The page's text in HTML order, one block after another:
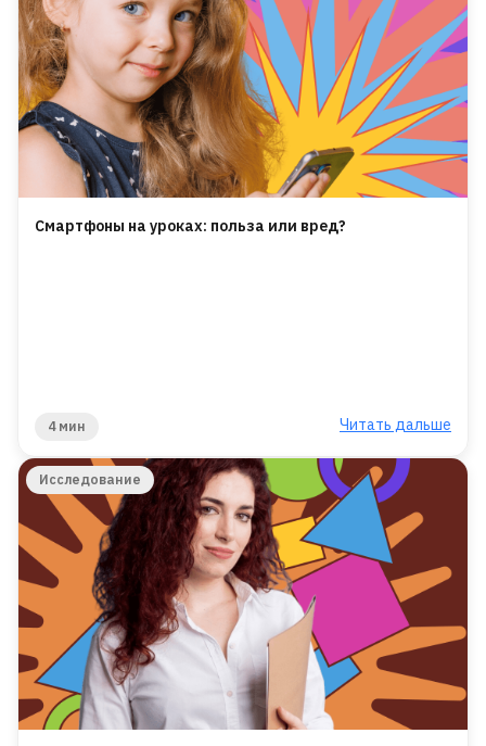
Смартфоны на уроках: польза или вред?
4 мин Читать дальше
Исследование